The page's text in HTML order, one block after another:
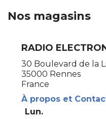
Nos magasins
RADIO
30 Boulevard de la
35000 Rennes
France
À propos et
Lun.